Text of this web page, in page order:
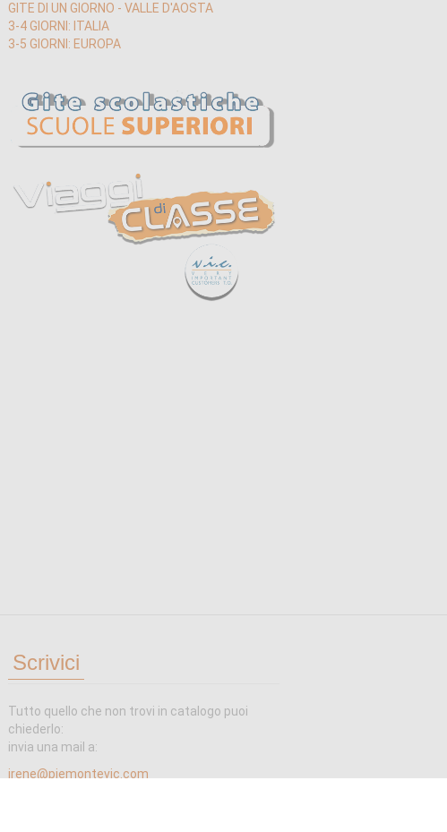
GITE DI UN GIORNO - VALLE D'AOSTA
3-4 GIORNI: ITALIA
3-5 GIORNI: EUROPA
Scrivici
Tutto quello che non trovi in catalogo puoi
chiederlo:
invia una mail a:
irene@piemontevic.com